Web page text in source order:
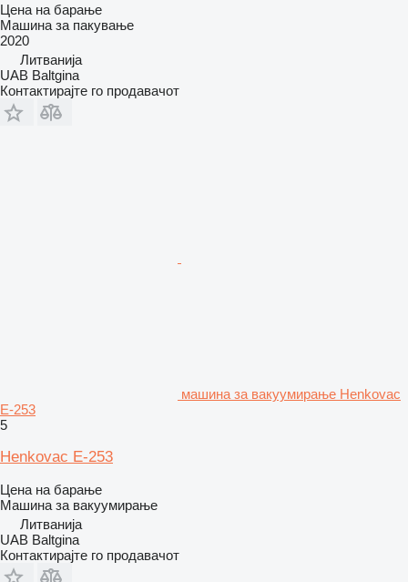
Цена на барање
Машина за пакување
2020
Литванија
UAB Baltgina
Контактирајте го продавачот
машина за вакуумирање Henkovac
E-253
5
Henkovac E-253
Цена на барање
Машина за вакуумирање
Литванија
UAB Baltgina
Контактирајте го продавачот